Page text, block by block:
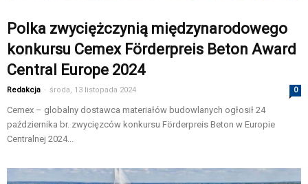
Polka zwyciężczynią międzynarodowego
konkursu Cemex Förderpreis Beton Award
Central Europe 2024
Redakcja - środa, 13 listopada 2024 0
Cemex – globalny dostawca materiałów budowlanych ogłosił 24
października br. zwycięzców konkursu Förderpreis Beton w Europie
Centralnej 2024...